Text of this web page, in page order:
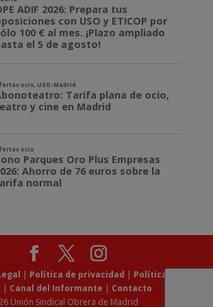
| Política de privacidad | Política de
| Canal del Informante | Contacto
Unión Sindical Obrera de Madrid